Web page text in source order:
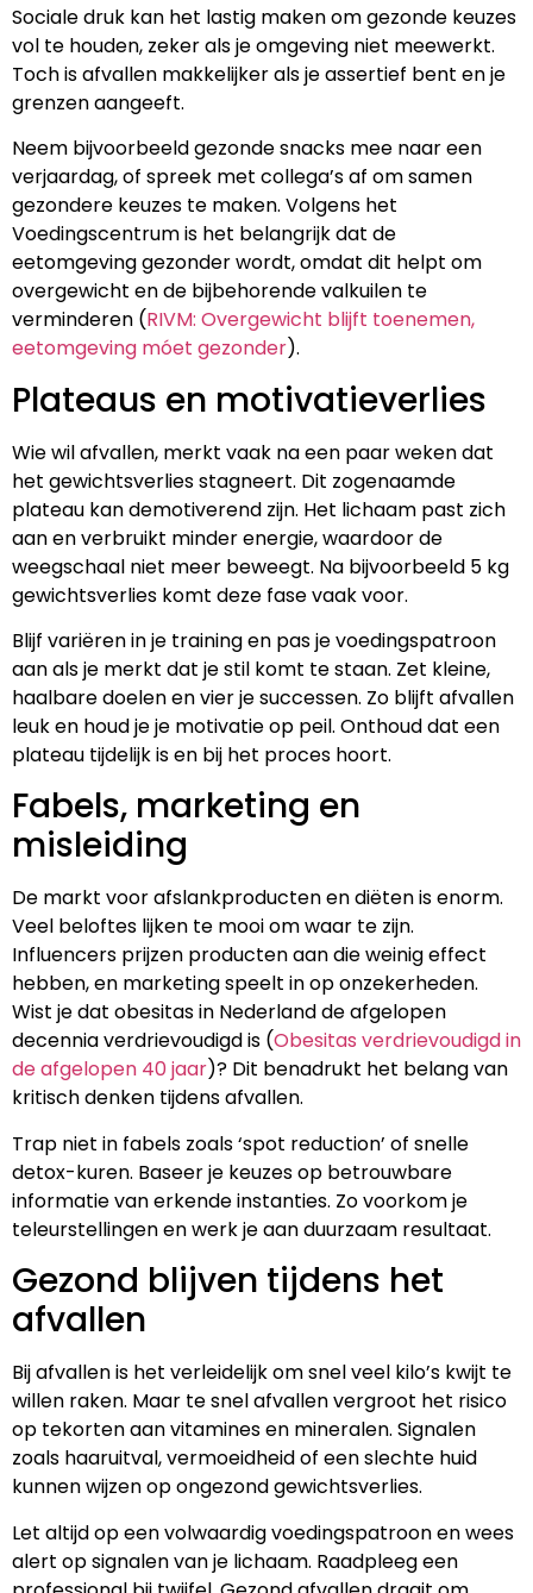
Sociale druk kan het lastig maken om gezonde keuzes
vol te houden, zeker als je omgeving niet meewerkt.
Toch is afvallen makkelijker als je assertief bent en je
grenzen aangeeft.
Neem bijvoorbeeld gezonde snacks mee naar een
verjaardag, of spreek met collega’s af om samen
gezondere keuzes te maken. Volgens het
Voedingscentrum is het belangrijk dat de
eetomgeving gezonder wordt, omdat dit helpt om
overgewicht en de bijbehorende valkuilen te
verminderen (RIVM: Overgewicht blijft toenemen,
eetomgeving móet gezonder).
Plateaus en motivatieverlies
Wie wil afvallen, merkt vaak na een paar weken dat
het gewichtsverlies stagneert. Dit zogenaamde
plateau kan demotiverend zijn. Het lichaam past zich
aan en verbruikt minder energie, waardoor de
weegschaal niet meer beweegt. Na bijvoorbeeld 5 kg
gewichtsverlies komt deze fase vaak voor.
Blijf variëren in je training en pas je voedingspatroon
aan als je merkt dat je stil komt te staan. Zet kleine,
haalbare doelen en vier je successen. Zo blijft afvallen
leuk en houd je je motivatie op peil. Onthoud dat een
plateau tijdelijk is en bij het proces hoort.
Fabels, marketing en
misleiding
De markt voor afslankproducten en diëten is enorm.
Veel beloftes lijken te mooi om waar te zijn.
Influencers prijzen producten aan die weinig effect
hebben, en marketing speelt in op onzekerheden.
Wist je dat obesitas in Nederland de afgelopen
decennia verdrievoudigd is (Obesitas verdrievoudigd in
de afgelopen 40 jaar)? Dit benadrukt het belang van
kritisch denken tijdens afvallen.
Trap niet in fabels zoals ‘spot reduction’ of snelle
detox-kuren. Baseer je keuzes op betrouwbare
informatie van erkende instanties. Zo voorkom je
teleurstellingen en werk je aan duurzaam resultaat.
Gezond blijven tijdens het
afvallen
Bij afvallen is het verleidelijk om snel veel kilo’s kwijt te
willen raken. Maar te snel afvallen vergroot het risico
op tekorten aan vitamines en mineralen. Signalen
zoals haaruitval, vermoeidheid of een slechte huid
kunnen wijzen op ongezond gewichtsverlies.
Let altijd op een volwaardig voedingspatroon en wees
alert op signalen van je lichaam. Raadpleeg een